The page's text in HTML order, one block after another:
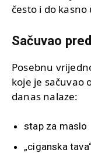
često i do
Sačuvao
Posebnu
koje je sačuvao
danas nalaze:
stap za maslo
„ciganska